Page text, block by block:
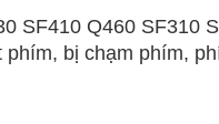
SF410 Q460 SF310
phím, bị chạm phím,